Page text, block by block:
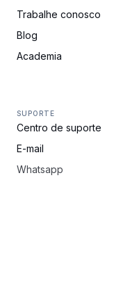
Trabalhe conosco
Blog
Academia
SUPORTE
Centro de suporte
E-mail
Whatsapp